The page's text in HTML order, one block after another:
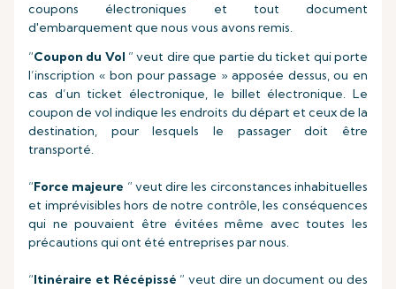
coupons électroniques et tout document
d'embarquement que nous vous avons remis.
“Coupon du Vol ” veut dire que partie du ticket qui porte
l’inscription « bon pour passage » apposée dessus, ou en
cas d’un ticket électronique, le billet électronique. Le
coupon de vol indique les endroits du départ et ceux de la
destination, pour lesquels le passager doit être
transporté.
“Force majeure ” veut dire les circonstances inhabituelles
et imprévisibles hors de notre contrôle, les conséquences
qui ne pouvaient être évitées même avec toutes les
précautions qui ont été entreprises par nous.
“Itinéraire et Récépissé ” veut dire un document ou des